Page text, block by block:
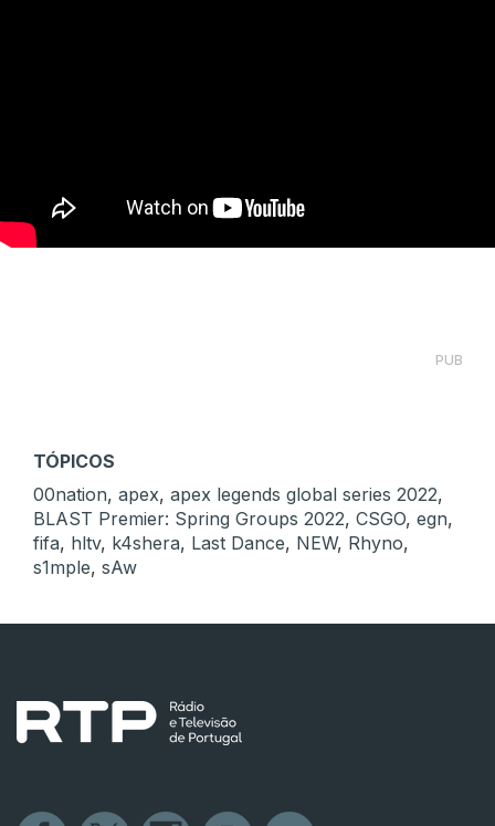
PUB
TÓPICOS
00nation, apex, apex legends global series 2022,
BLAST Premier: Spring Groups 2022, CSGO, egn,
fifa, hltv, k4shera, Last Dance, NEW, Rhyno,
s1mple, sAw